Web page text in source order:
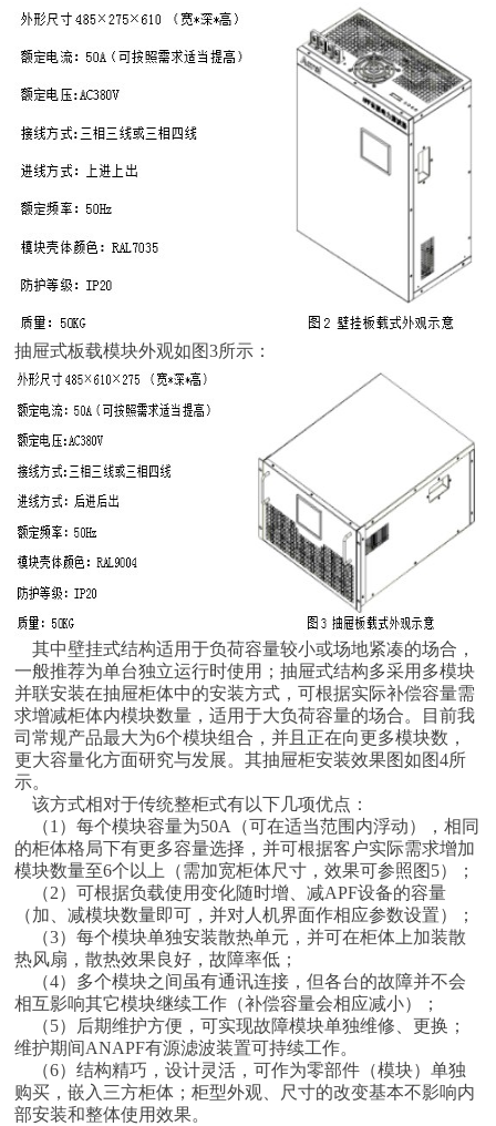
抽屉式板载模块外观如图3所示：
其中壁挂式结构适用于负荷容量较小或场地紧凑的场合，
一般推荐为单台独立运行时使用；抽屉式结构多采用多模块
并联安装在抽屉柜体中的安装方式，可根据实际补偿容量需
求增减柜体内模块数量，适用于大负荷容量的场合。目前我
司常规产品最大为6个模块组合，并且正在向更多模块数，
更大容量化方面研究与发展。其抽屉柜安装效果图如图4所
示。
该方式相对于传统整柜式有以下几项优点：
（1）每个模块容量为50A（可在适当范围内浮动），相同
的柜体格局下有更多容量选择，并可根据客户实际需求增加
模块数量至6个以上（需加宽柜体尺寸，效果可参照图5）；
（2）可根据负载使用变化随时增、减APF设备的容量
（加、减模块数量即可，并对人机界面作相应参数设置）；
（3）每个模块单独安装散热单元，并可在柜体上加装散
热风扇，散热效果良好，故障率低；
（4）多个模块之间虽有通讯连接，但各台的故障并不会
相互影响其它模块继续工作（补偿容量会相应减小）；
（5）后期维护方便，可实现故障模块单独维修、更换；
维护期间ANAPF有源滤波装置可持续工作。
（6）结构精巧，设计灵活，可作为零部件（模块）单独
购买，嵌入三方柜体；柜型外观、尺寸的改变基本不影响内
部安装和整体使用效果。